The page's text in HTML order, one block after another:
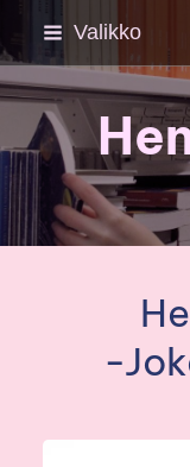
Siirry
sivun
sisältöön
Valikko
-